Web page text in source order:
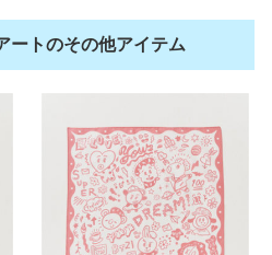
ートのその他アイテム